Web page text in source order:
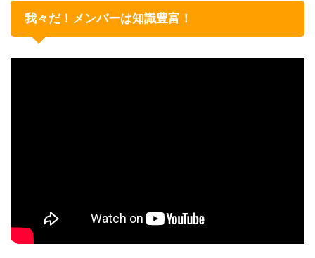
我々だ！メンバーは知識豊富！